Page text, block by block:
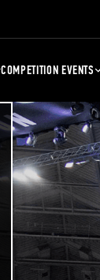
COMPETITION EVENTS